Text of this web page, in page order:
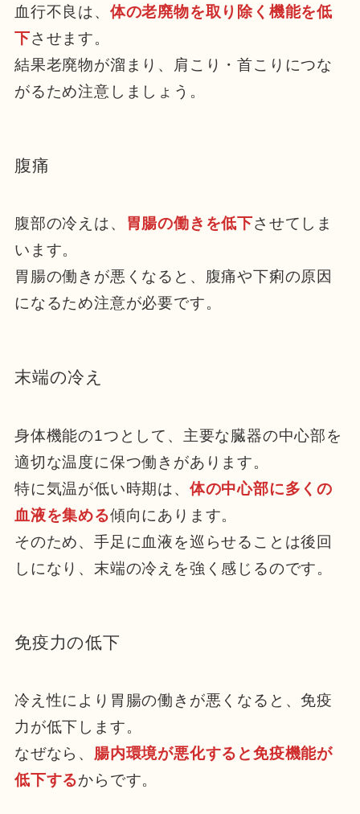
血行不良は、 体の老廃物を取り除く機能を低
下させます。
結果老廃物が溜まり、肩こり・首こりにつな
がるため注意しましょう。
腹痛
腹部の冷えは、 胃腸の働きを低下させてしま
います。
胃腸の働きが悪くなると、腹痛や下痢の原因
になるため注意が必要です。
末端の冷え
身体機能の1つとして、主要な臓器の中心部を
適切な温度に保つ働きがあります。
特に気温が低い時期は、 体の中心部に多くの
血液を集める傾向にあります。
そのため、手足に血液を巡らせることは後回
しになり、末端の冷えを強く感じるのです。
免疫力の低下
冷え性により胃腸の働きが悪くなると、免疫
力が低下します。
なぜなら、 腸内環境が悪化すると免疫機能が
低下するからです。